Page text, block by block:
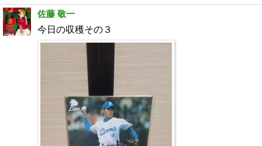
佐藤 敬一
今日の収穫その３